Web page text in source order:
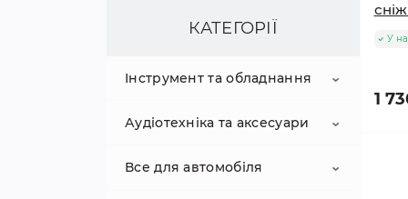
КАТЕГОРІЇ
Інструмент та обладнання
Вантажопідйомне
Аудіотехніка та аксесуари
акустичні системи
Все для автомобіля
У
1